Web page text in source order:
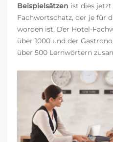
Beispielsätzen ist dies
Fachwortschatz, der je für
worden ist. Der Hotel-
über 1000 und der
über 500 Lernwörtern